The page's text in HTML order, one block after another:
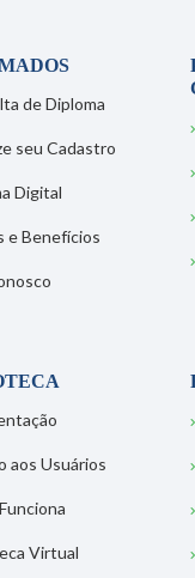
de Diploma
seu Cadastro
Digital
e Benefícios
aos Usuários
Virtual